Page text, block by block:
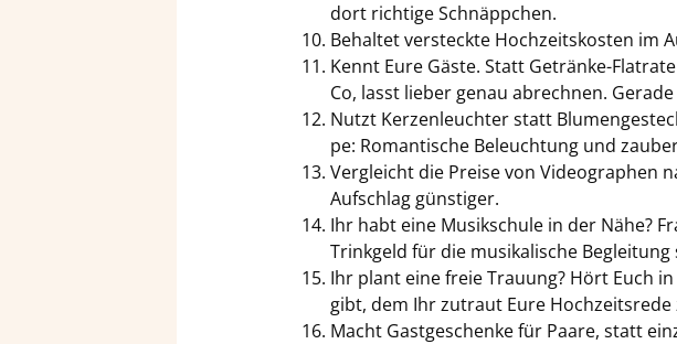
dort rich­ti­ge Schnäpp­chen.
Be­hal­tet ver­steck­te Hoch­zeits­kos­ten im
Kennt Eure Gäste. Statt Getränke-​
Co, lasst lie­ber genau ab­rech­nen.
Nutzt Ker­zen­leuch­ter statt
pe: Ro­man­ti­sche Be­leuch­tung und
Ver­gleicht die Prei­se von Vi­deo­gra­phen
Aufschlag güns­ti­ger.
Ihr habt eine Mu­sik­schu­le in der Nähe?
Trink­geld für die mu­si­ka­li­sche
Ihr plant eine freie Trau­ung? Hört Euch
gibt, dem Ihr zu­traut Eure Hoch­zeits­re­de
Macht Gast­ge­schen­ke für Paare, statt